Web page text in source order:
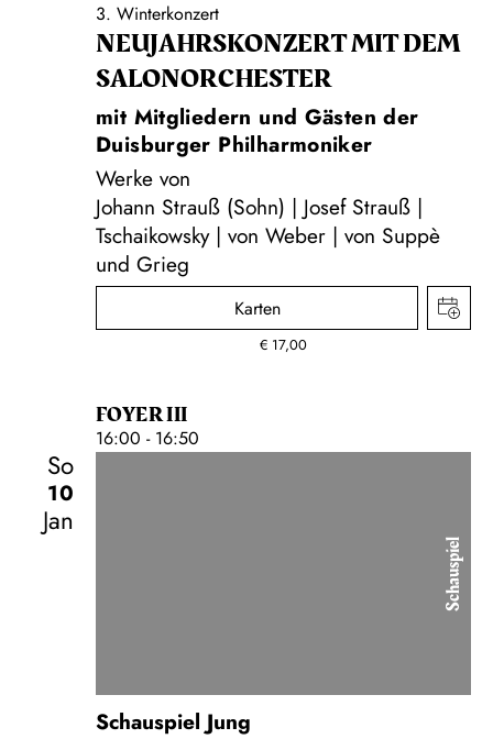
3. Winterkonzert
NEUJAHRS­KONZERT MIT DEM
SALON­ORCHESTER
mit Mitgliedern und Gästen der
Duisburger Philharmoniker
Werke von
Johann Strauß (Sohn) | Josef Strauß |
Tschaikowsky | von Weber | von Suppè
und Grieg
Karten
€ 17,00
FOYER III
16:00 - 16:50
So
10
Jan
Schauspiel
Schauspiel Jung